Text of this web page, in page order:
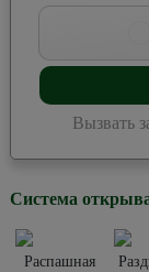
Вызвать
Система
Распашная